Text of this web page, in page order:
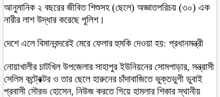
আনুমানিক ২ বছরের জীবিত শিশুসহ (ছেলে) অজ্ঞাতপরিচয় (৩০) এক
নারীর লাশ উদ্ধার করেছে পুলিশ।
দেশে এলে বিমানবন্দরেই মেরে ফেলার হুমকি দেওয়া হয়: প্রধানমন্ত্রী
নোয়াখালীর চাটখিল উপজেলার সাহাপুর ইউনিয়নের সোমপাড়ার, সন্ত্রাসী
সেলিম কন্ট্রেক্টর ও তার ছেলে হারুনের চাঁদাবাজিতে ভুক্তভুগী ডুবাই
প্রবাসী সৌরভ হোসেন, নিউজ করতে গিয়ে হামলার শিকার স্থানীয়